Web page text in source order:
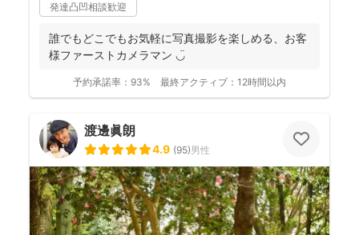
発達凸凹相談歓迎
誰でもどこでもお気軽に写真撮影を楽しめる、お客
様ファーストカメラマン ◡̈
予約承諾率： 93% 最終アクティブ： 12時間以内
渡邊眞朗
4.9 (95)男性